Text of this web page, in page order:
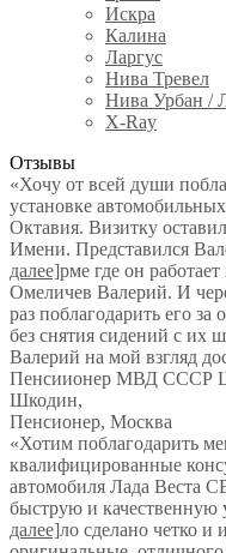
Искра
Калина
Ларгус
Нива Тревел
Нива Урбан /
X-Ray
Отзывы
«Хочу от всей души
установке
Октавия. Визитку
Имени. Представился
далее]рме где он
Омеличев Валерий. И
раз поблагодарить его
без снятия сидений с их
Валерий на мой взгляд
Пенсиионер МВД СССР
Шкодин,
Пенсионер, Москва
«Хотим поблагодарить
квалифицированные
автомобиля Лада Веста
быструю и качественную
далее]ло сделано четко и